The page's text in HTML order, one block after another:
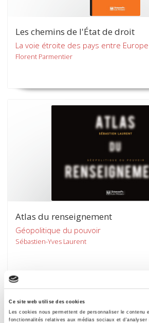
Ce site web utilise des cookies
Les cookies nous permettent de personnaliser le contenu
fonctionnalités relatives aux médias sociaux et
Les chemins de l'État de droit
La voie étroite des pays entre
Florent Parmentier
Atlas du renseignement
Géopolitique du pouvoir
Sébastien-Yves Laurent